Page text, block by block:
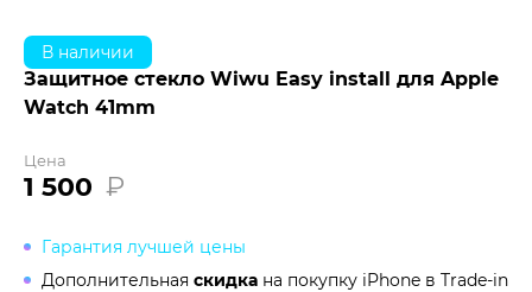
В наличии
Защитное стекло Wiwu Easy install для Apple
Watch 41mm
Цена
1 500 ₽
Гарантия лучшей цены
Дополнительная скидка на покупку iPhone в Trade-in